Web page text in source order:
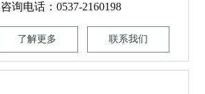
咨询电话：0537-2160198
了解更多 联系我们